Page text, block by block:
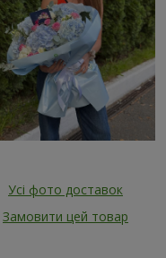
Усі фото доставок
Замовити цей товар